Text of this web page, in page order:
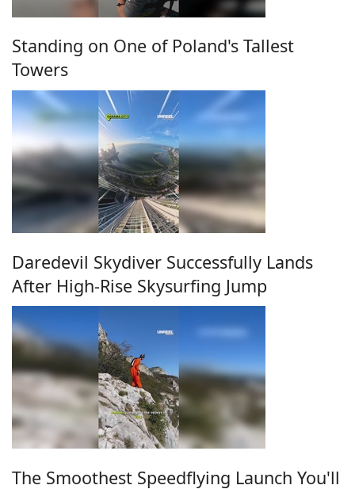
Standing on One of Poland's Tallest
Towers
Daredevil Skydiver Successfully Lands
After High-Rise Skysurfing Jump
The Smoothest Speedflying Launch You'll